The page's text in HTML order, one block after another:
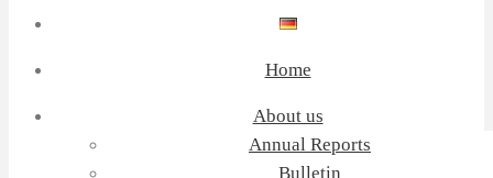
Home
About us
Annual Reports
Bulletin